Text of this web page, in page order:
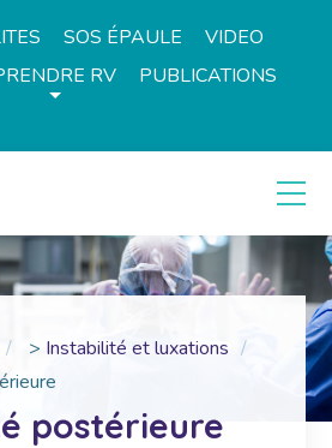
SOS ÉPAULE
VIDEO
RV
PUBLICATIONS
> Instabilité et luxations
postérieure